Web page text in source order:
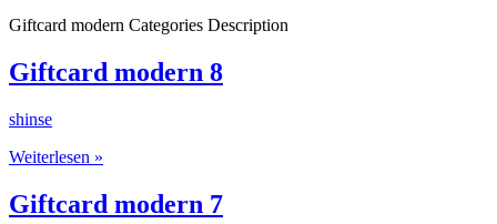
Giftcard modern Categories Description
Giftcard modern 8
shinse
Giftcard
8
Weiterlesen »
Giftcard modern 7